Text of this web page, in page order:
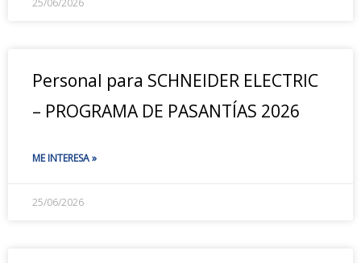
25/06/2026
Personal para SCHNEIDER ELECTRIC
– PROGRAMA DE PASANTÍAS 2026
ME INTERESA »
25/06/2026